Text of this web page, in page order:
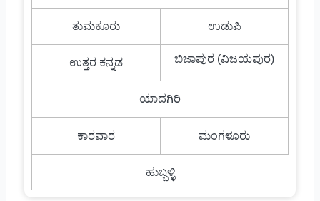
ತುಮಕೂರು ಉಡುಪಿ
ಉತ್ತರ ಕನ್ನಡ ಬಿಜಾಪುರ (ವಿಜಯಪುರ)
ಯಾದಗಿರಿ
ಕಾರವಾರ ಮಂಗಳೂರು
ಹುಬ್ಬಳ್ಳಿ